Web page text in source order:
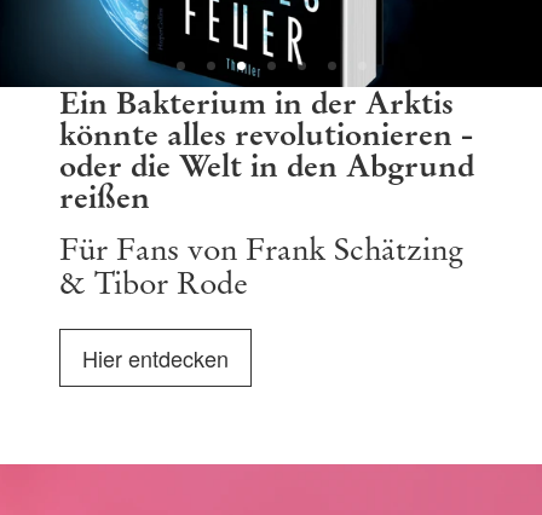
Ein Bakterium in der Arktis
könnte alles revolutionieren -
oder die Welt in den Abgrund
reißen
Für Fans von Frank Schätzing
& Tibor Rode
Hier entdecken